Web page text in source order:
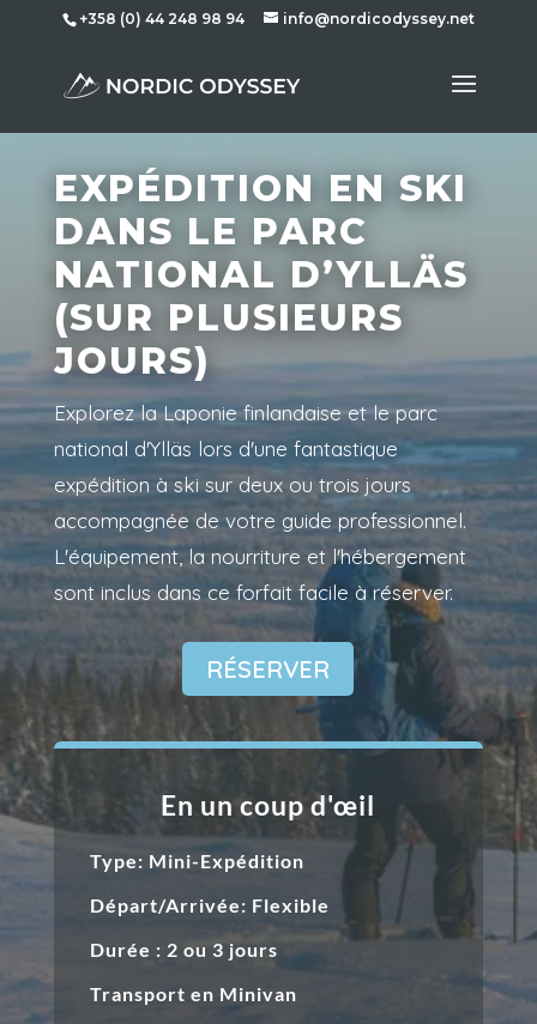
+358 (0) 44 248 98 94 info@nordicodyssey.net
EXPÉDITION EN SKI
DANS LE PARC
NATIONAL D’YLLÄS
(SUR PLUSIEURS
JOURS)
Explorez la Laponie finlandaise et le parc
national d'Ylläs lors d'une fantastique
expédition à ski sur deux ou trois jours
accompagnée de votre guide professionnel.
L'équipement, la nourriture et l'hébergement
sont inclus dans ce forfait facile à réserver.
RÉSERVER
En un coup d'œil
Type: Mini-Expédition
Départ/Arrivée: Flexible
Durée : 2 ou 3 jours
Transport en Minivan